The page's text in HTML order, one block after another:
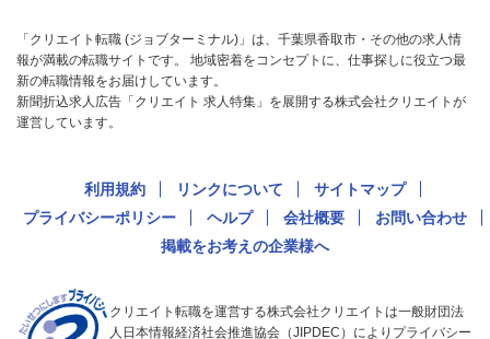
「クリエイト転職 (ジョブターミナル)」は、千葉県香取市・その他の求人情
報が満載の転職サイトです。 地域密着をコンセプトに、仕事探しに役立つ最
新の転職情報をお届けしています。
新聞折込求人広告「クリエイト 求人特集」を展開する株式会社クリエイトが
運営しています。
利用規約 リンクについて
サイトマップ
プライバシーポリシー
ヘルプ 会社概要
お問い合わせ
掲載をお考えの企業様へ
クリエイト転職を運営する株式会社クリエイトは一般財団法
人日本情報経済社会推進協会（JIPDEC）によりプライバシー